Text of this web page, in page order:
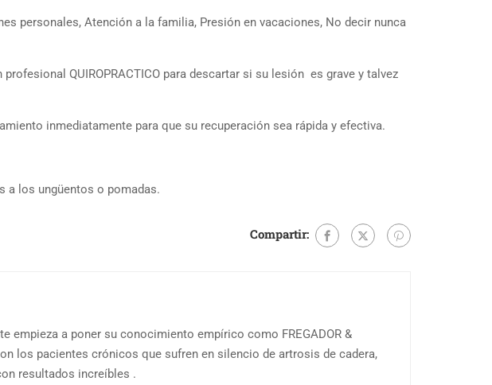
personales, Atención a la familia, Presión en vacaciones, No decir nunca
QUIROPRACTICO para descartar si su lesión es grave y talvez
inmediatamente para que su recuperación sea rápida y efectiva.
a los ungüentos o pomadas.
Compartir:
empieza a poner su conocimiento empírico como FREGADOR &
los pacientes crónicos que sufren en silencio de artrosis de cadera,
resultados increíbles .